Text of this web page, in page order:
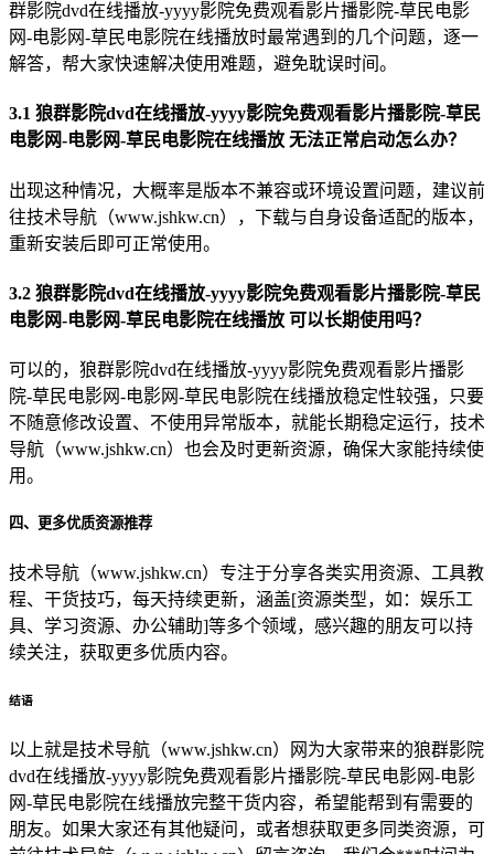
群影院dvd在线播放-yyyy影院免费观看影片播影院-草民电影
网-电影网-草民电影院在线播放时最常遇到的几个问题，逐一
解答，帮大家快速解决使用难题，避免耽误时间。
3.1 狼群影院dvd在线播放-yyyy影院免费观看影片播影院-草民
电影网-电影网-草民电影院在线播放 无法正常启动怎么办？
出现这种情况，大概率是版本不兼容或环境设置问题，建议前
往技术导航（www.jshkw.cn），下载与自身设备适配的版本，
重新安装后即可正常使用。
3.2 狼群影院dvd在线播放-yyyy影院免费观看影片播影院-草民
电影网-电影网-草民电影院在线播放 可以长期使用吗？
可以的，狼群影院dvd在线播放-yyyy影院免费观看影片播影
院-草民电影网-电影网-草民电影院在线播放稳定性较强，只要
不随意修改设置、不使用异常版本，就能长期稳定运行，技术
导航（www.jshkw.cn）也会及时更新资源，确保大家能持续使
用。
四、更多优质资源推荐
技术导航（www.jshkw.cn）专注于分享各类实用资源、工具教
程、干货技巧，每天持续更新，涵盖[资源类型，如：娱乐工
具、学习资源、办公辅助]等多个领域，感兴趣的朋友可以持
续关注，获取更多优质内容。
结语
以上就是技术导航（www.jshkw.cn）网为大家带来的狼群影院
dvd在线播放-yyyy影院免费观看影片播影院-草民电影网-电影
网-草民电影院在线播放完整干货内容，希望能帮到有需要的
朋友。如果大家还有其他疑问，或者想获取更多同类资源，可